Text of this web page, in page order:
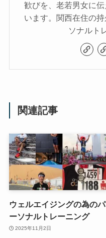
歓びを、老若男女に
います。関西在住の
ソナルト
関連記事
ウェルエイジングの為のパ
ーソナルトレーニング
2025年11月2日